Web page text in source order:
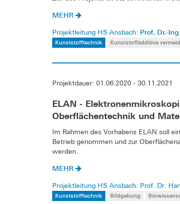
MEHR
Projektleitung HS Ansbach: Prof. Dr.-
Kunststofftechnik Kunststoffadditive
Projektdauer: 01.06.2020 - 30.11.2021
ELAN -
Oberflächentechnik und
Im Rahmen des Vorhabens ELAN soll
Betrieb genommen und zur
werden.
MEHR
Projektleitung HS Ansbach: Prof. Dr.
Kunststofftechnik Bildgebung